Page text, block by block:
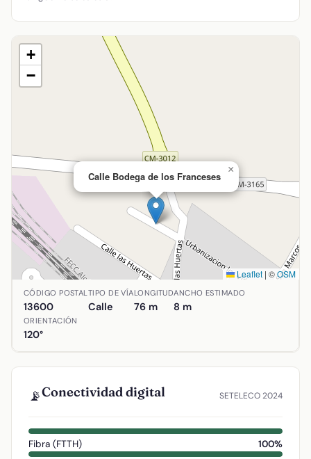
Calle Bodega de los Franceses
×
+
−
Leaflet | ©OSM
Ubicación de Calle Bodega de los Franceses en Alcázar
CÓDIGO POSTAL
13600
TIPO DE VÍA
Calle
LONGITUD
76 m
ANCHO ESTIMADO
8 m
ORIENTACIÓN
120°
📡Conectividad digital SETELECO 2024
Fibra (FTTH)
100%